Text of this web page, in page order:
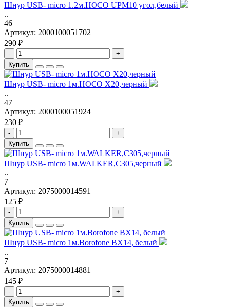
Шнур USB- micro 1.2м.HOCO UPM10 угол,белый
..
46
Артикул: 2000100051702
290 ₽
-
+
Купить
Шнур USB- micro 1м.HOCO X20,черный
..
47
Артикул: 2000100051924
230 ₽
-
+
Купить
Шнур USB- micro 1м.WALKER,C305,черный
..
7
Артикул: 2075000014591
125 ₽
-
+
Купить
Шнур USB- micro 1м.Borofone BX14, белый
..
7
Артикул: 2075000014881
145 ₽
-
+
Купить